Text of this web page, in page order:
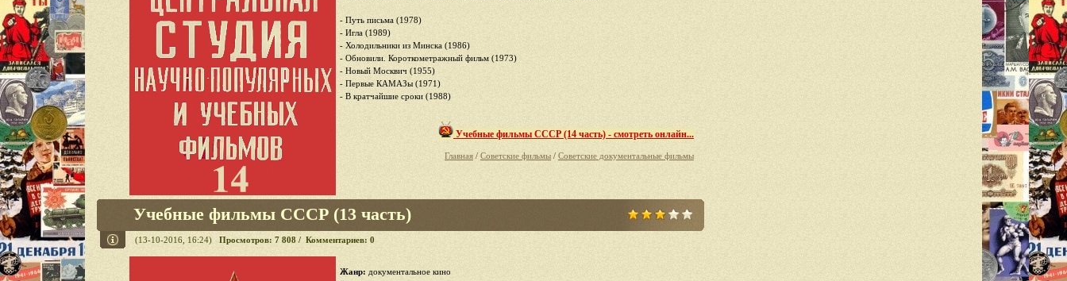
- Путь письма (1978)
- Игла (1989)
- Холодильники из Минска (1986)
- Обновили. Короткометражный фильм (1973)
- Новый Москвич (1955)
- Первые КАМАЗы (1971)
- В кратчайшие сроки (1988)
Учебные фильмы СССР (14 часть) - смотреть онлайн...
Главная / Советские фильмы / Советские документальные фильмы
Учебные фильмы СССР (13 часть)
(13-10-2016, 16:24) Просмотров: 7 808 / Комментариев: 0
Жанр: документальное кино